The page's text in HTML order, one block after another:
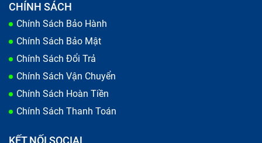
CHÍNH SÁCH
Chính Sách Bảo Hành
Chính Sách Bảo Mật
Chính Sách Đổi Trả
Chính Sách Vận Chuyển
Chính Sách Hoàn Tiền
Chính Sách Thanh Toán
KẾT NỐI SOCIAL